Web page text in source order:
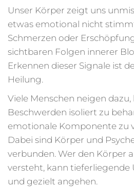
Unser Körper zeigt uns
etwas emotional nicht
Schmerzen oder
sichtbaren Folgen innerer
Erkennen dieser Signale ist
Heilung.
Viele Menschen neigen
Beschwerden isoliert zu
emotionale Komponente zu
Dabei sind Körper und
verbunden. Wer den Körper
versteht, kann tieferliegende
und gezielt angehen.